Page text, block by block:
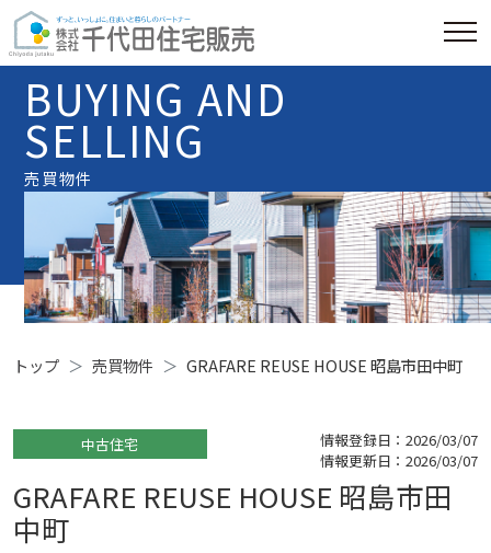
BUYING AND
SELLING
売買物件
トップ 売買物件 GRAFARE REUSE HOUSE 昭島市田中町
中古住宅
情報登録日：2026/03/07
情報更新日：2026/03/07
GRAFARE REUSE HOUSE 昭島市田
中町